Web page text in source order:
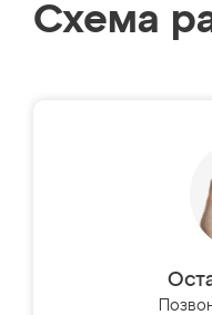
Схема